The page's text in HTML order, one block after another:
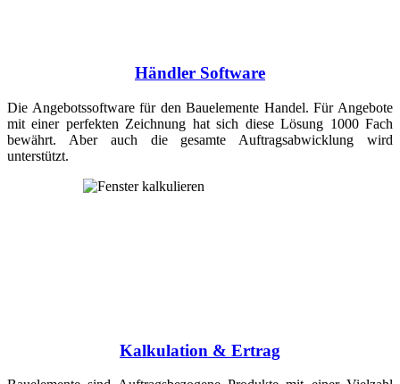
Händler Software
Die Angebots­soft­ware für den Bauele­mente Handel. Für Angebote
mit einer perfekten Zeich­nung hat sich diese Lösung 1000 Fach
bewährt. Aber auch die ge­sam­te Auf­trags­ab­wick­lung wird
unterstützt.
Kalkulation & Ertrag